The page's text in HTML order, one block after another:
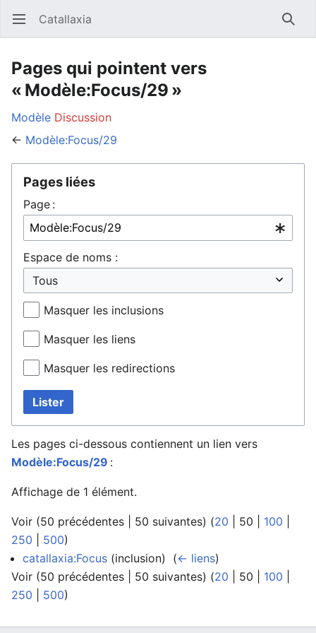
Ouvrir le menu principal Catallaxia
Pages qui pointent vers
« Modèle:Focus/29 »
Modèle Discussion
← Modèle:Focus/29
Pages liées
Page :
Espace de noms :
Masquer les inclusions
Masquer les liens
Masquer les redirections
Lister
Les pages ci-dessous contiennent un lien vers
Modèle:Focus/29 :
Affichage de 1 élément.
Voir (50 précédentes 50 suivantes) (20 50 100
250
500)
catallaxia:Focus (inclusion) ‎ (← liens)
Voir (50 précédentes 50 suivantes) (20 50 100
250
500)